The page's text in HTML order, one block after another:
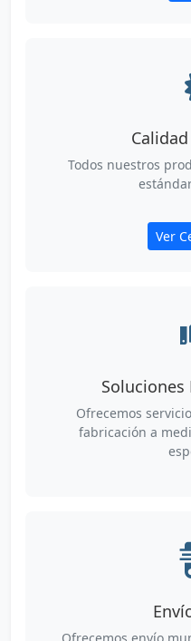
Todos nuestros
Ver
Soluciones
Ofrecemos
fabricación a